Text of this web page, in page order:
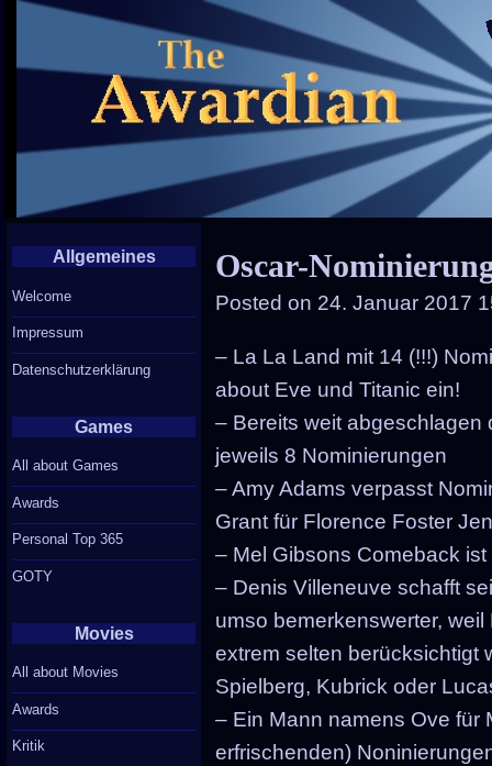
Oscar-
Posted on 24. Januar 2017
– La La Land mit 14 (!!!)
about Eve und Titanic ein!
– Bereits weit abgeschlagen
jeweils 8 Nominierungen
– Amy Adams verpasst
Grant für Florence Foster
– Mel Gibsons Comeback ist
– Denis Villeneuve schafft
umso bemerkenswerter,
extrem selten berücksichtigt
Spielberg, Kubrick oder
– Ein Mann namens Ove
erfrischenden)
Allgemeines
Welcome
Impressum
Datenschutzerklärung
Games
All about Games
Awards
Personal Top 365
GOTY
Movies
All about Movies
Awards
Kritik